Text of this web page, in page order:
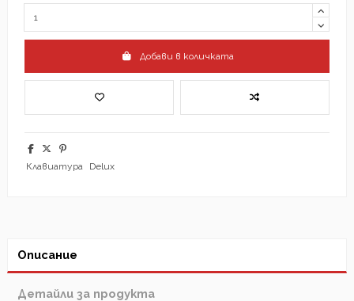
Добави в количката
Клавиатура Delux
Описание
Детайли за продукта